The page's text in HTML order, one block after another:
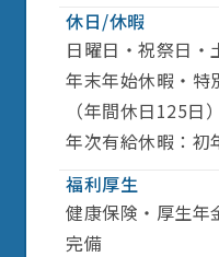
休日/休暇
日曜日・祝祭日
年末年始休暇・特
（年間休日125日）
年次有給休暇：初
福利厚生
健康保険・厚生年
完備